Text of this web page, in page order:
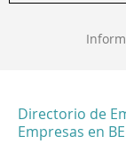
Directorio de
Empresas en